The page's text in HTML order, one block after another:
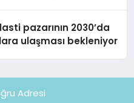
pazarının 2030’da
ulaşması bekleniyor
Adresi